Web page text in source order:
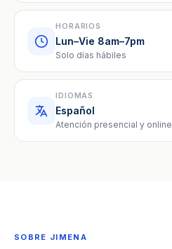
HORARIOS
Lun–Vie 8am–7pm
Solo días hábiles
IDIOMAS
Español
Atención presencial y online
SOBRE JIMENA